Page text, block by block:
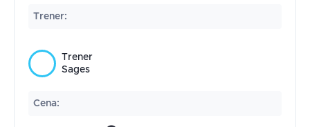
Trener:
Trener
Sages
Cena: